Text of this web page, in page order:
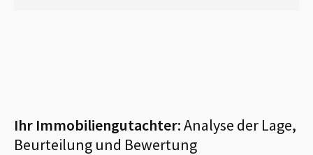
Ihr Immobiliengutachter:Analyse der Lage,
Beurteilung und Bewertung